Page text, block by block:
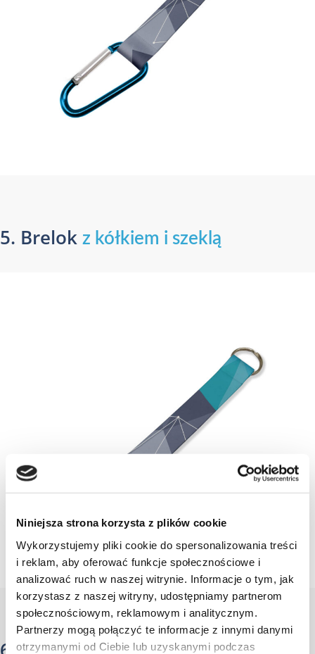
Niniejsza strona korzysta z plików cookie
Wykorzystujemy pliki cookie do spersonalizowania treści
i reklam, aby oferować funkcje społecznościowe i
analizować ruch w naszej witrynie. Informacje o tym, jak
korzystasz z naszej witryny, udostępniamy partnerom
społecznościowym, reklamowym i analitycznym.
Partnerzy mogą połączyć te informacje z innymi danymi
otrzymanymi od Ciebie lub uzyskanymi podczas
5. Brelok z kółkiem i szeklą